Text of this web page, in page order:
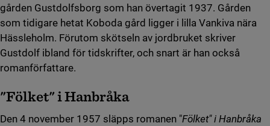
gården Gustdolfsborg som han övertagit 1937. Gården
som tidigare hetat Koboda gård ligger i lilla Vankiva nära
Hässleholm. Förutom skötseln av jordbruket skriver
Gustdolf ibland för tidskrifter, och snart är han också
romanförfattare.
"Fölket" i Hanbråka
Den 4 november 1957 släpps romanen "Fölket" i Hanbråka